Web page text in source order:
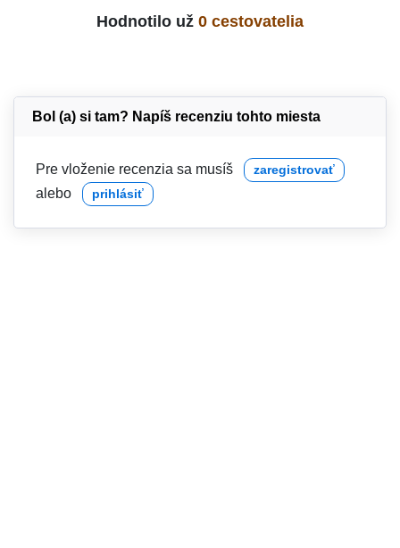
Hodnotilo už 0 cestovatelia
Bol (a) si tam? Napíš recenziu tohto miesta
Pre vloženie recenzia sa musíš zaregistrovať
alebo prihlásiť